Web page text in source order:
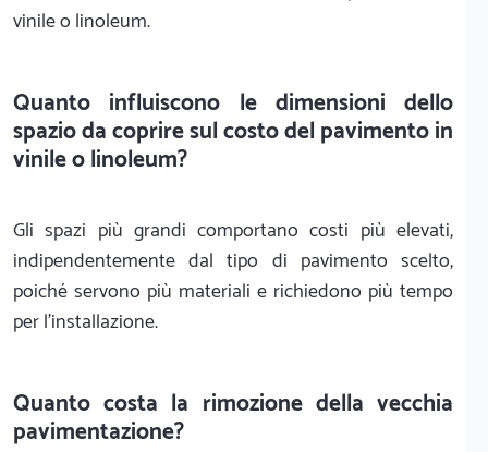
vinile o linoleum.
Quanto influiscono le dimensioni dello
spazio da coprire sul costo del pavimento in
vinile o linoleum?
Gli spazi più grandi comportano costi più elevati,
indipendentemente dal tipo di pavimento scelto,
poiché servono più materiali e richiedono più tempo
per l'installazione.
Quanto costa la rimozione della vecchia
pavimentazione?